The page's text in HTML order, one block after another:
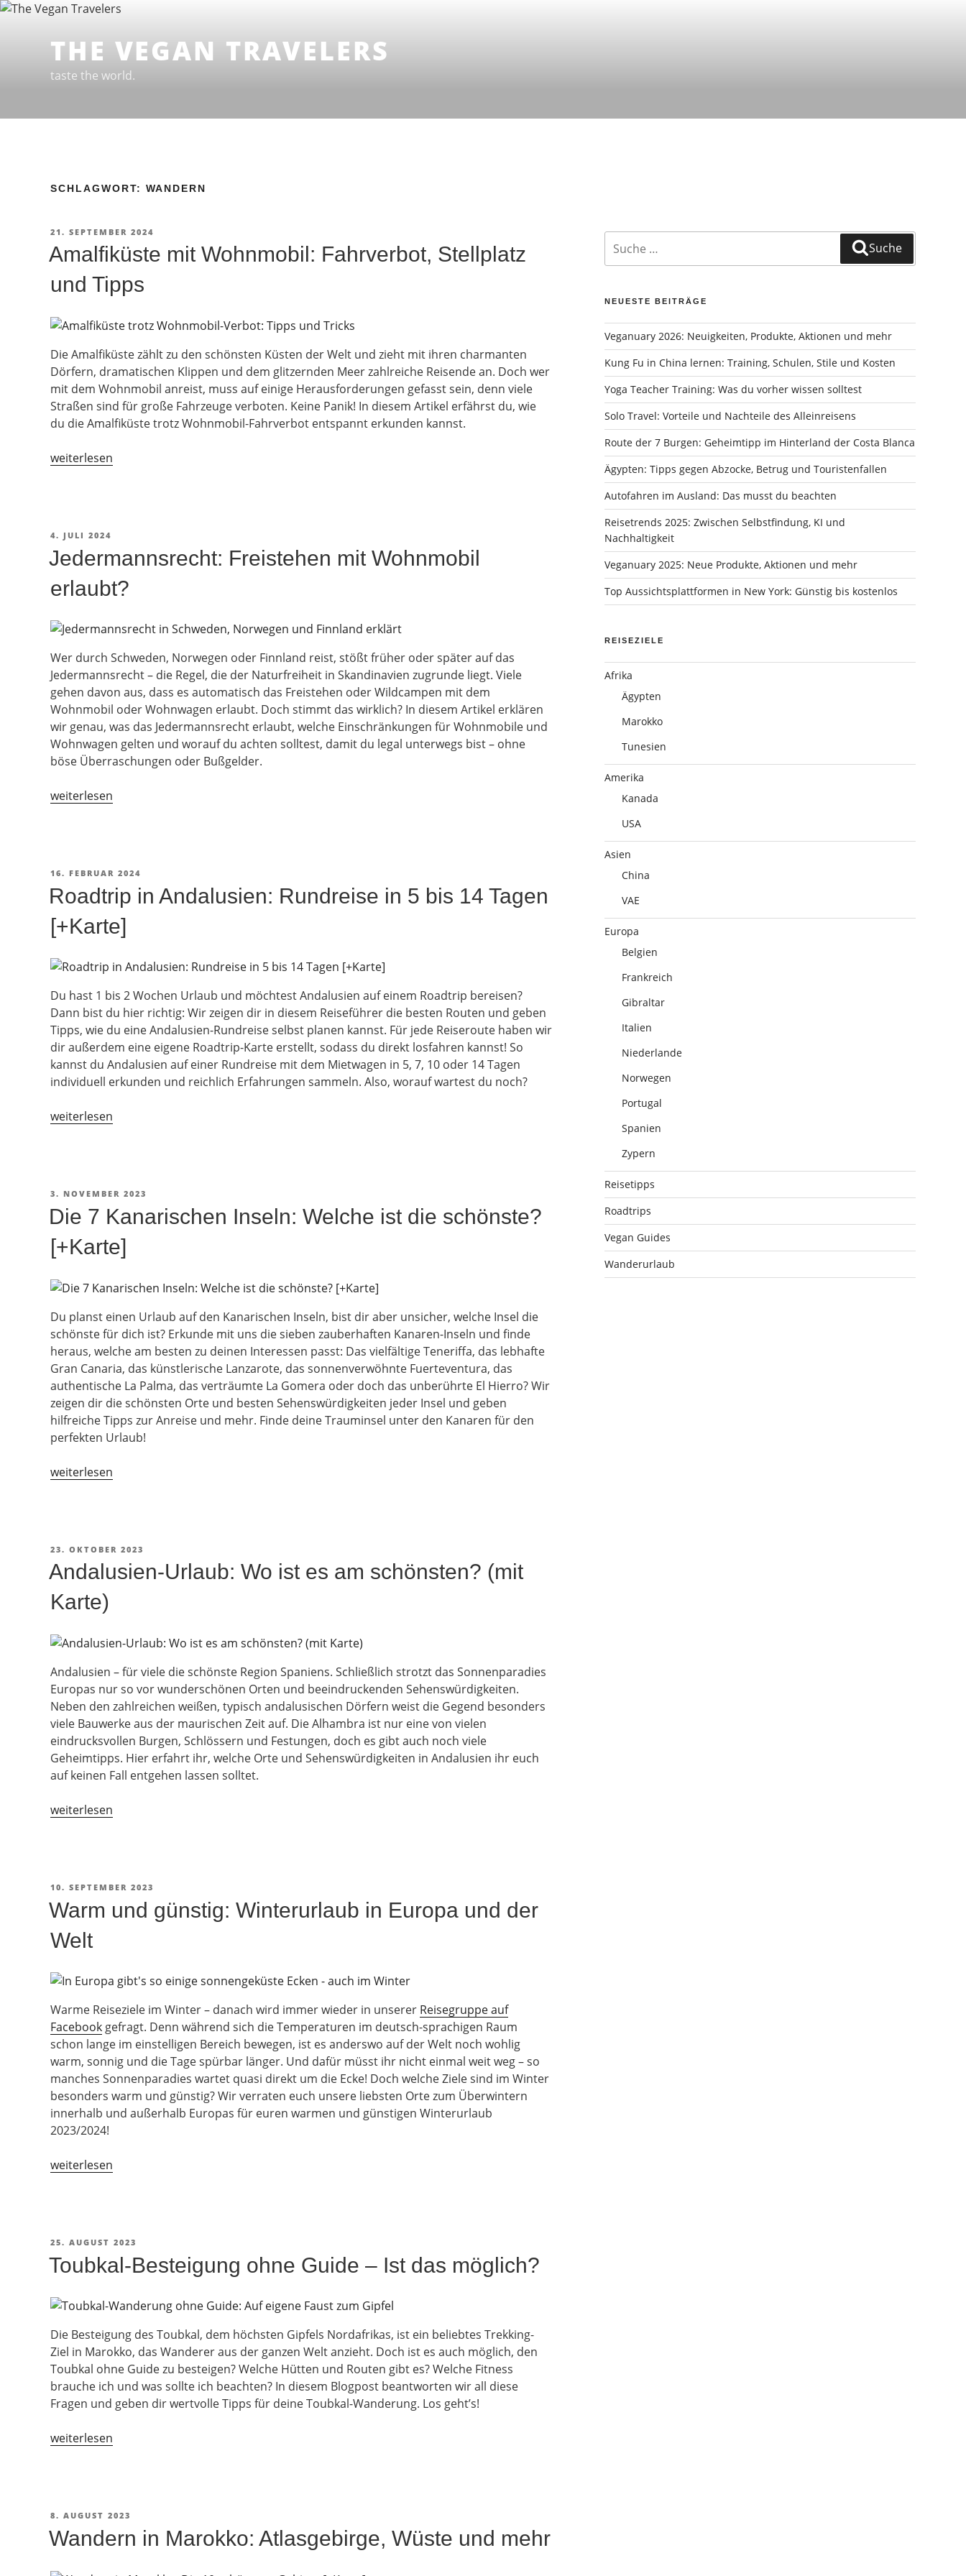
Zum
THE VEGAN TRAVELERS
taste the world.
SCHLAGWORT: WANDERN
VERÖFFENTLICHT
21. SEPTEMBER 2024
Amalfiküste mit Wohnmobil: Fahrverbot, Stellplatz
und Tipps
Die Amalfiküste zählt zu den schönsten Küsten der Welt und zieht mit ihren charmanten
Dörfern, dramatischen Klippen und dem glitzernden Meer zahlreiche Reisende an. Doch wer
mit dem Wohnmobil anreist, muss auf einige Herausforderungen gefasst sein, denn viele
Straßen sind für große Fahrzeuge verboten. Keine Panik! In diesem Artikel erfährst du, wie
du die Amalfiküste trotz Wohnmobil-Fahrverbot entspannt erkunden kannst.
„Amalfiküste
und
Tipps“
weiterlesen
VERÖFFENTLICHT
4. JULI 2024
Jedermannsrecht: Freistehen mit Wohnmobil
erlaubt?
Wer durch Schweden, Norwegen oder Finnland reist, stößt früher oder später auf das
Jedermannsrecht – die Regel, die der Naturfreiheit in Skandinavien zugrunde liegt. Viele
gehen davon aus, dass es automatisch das Freistehen oder Wildcampen mit dem
Wohnmobil oder Wohnwagen erlaubt. Doch stimmt das wirklich? In diesem Artikel erklären
wir genau, was das Jedermannsrecht erlaubt, welche Einschränkungen für Wohnmobile und
Wohnwagen gelten und worauf du achten solltest, damit du legal unterwegs bist – ohne
böse Überraschungen oder Bußgelder.
„Jedermannsrecht:
weiterlesen
VERÖFFENTLICHT
16. FEBRUAR 2024
Roadtrip in Andalusien: Rundreise in 5 bis 14 Tagen
[+Karte]
Du hast 1 bis 2 Wochen Urlaub und möchtest Andalusien auf einem Roadtrip bereisen?
Dann bist du hier richtig: Wir zeigen dir in diesem Reiseführer die besten Routen und geben
Tipps, wie du eine Andalusien-Rundreise selbst planen kannst. Für jede Reiseroute haben wir
dir außerdem eine eigene Roadtrip-Karte erstellt, sodass du direkt losfahren kannst! So
kannst du Andalusien auf einer Rundreise mit dem Mietwagen in 5, 7, 10 oder 14 Tagen
individuell erkunden und reichlich Erfahrungen sammeln. Also, worauf wartest du noch?
„Roadtrip
bis
14
Tagen
weiterlesen
VERÖFFENTLICHT
3. NOVEMBER 2023
Die 7 Kanarischen Inseln: Welche ist die schönste?
[+Karte]
Du planst einen Urlaub auf den Kanarischen Inseln, bist dir aber unsicher, welche Insel die
schönste für dich ist? Erkunde mit uns die sieben zauberhaften Kanaren-Inseln und finde
heraus, welche am besten zu deinen Interessen passt: Das vielfältige Teneriffa, das lebhafte
Gran Canaria, das künstlerische Lanzarote, das sonnenverwöhnte Fuerteventura, das
authentische La Palma, das verträumte La Gomera oder doch das unberührte El Hierro? Wir
zeigen dir die schönsten Orte und besten Sehenswürdigkeiten jeder Insel und geben
hilfreiche Tipps zur Anreise und mehr. Finde deine Trauminsel unter den Kanaren für den
perfekten Urlaub!
„Die
ist
die
schönste?
[+Karte]“
weiterlesen
VERÖFFENTLICHT
23. OKTOBER 2023
Andalusien-Urlaub: Wo ist es am schönsten? (mit
Karte)
Andalusien – für viele die schönste Region Spaniens. Schließlich strotzt das Sonnenparadies
Europas nur so vor wunderschönen Orten und beeindruckenden Sehenswürdigkeiten.
Neben den zahlreichen weißen, typisch andalusischen Dörfern weist die Gegend besonders
viele Bauwerke aus der maurischen Zeit auf. Die Alhambra ist nur eine von vielen
eindrucksvollen Burgen, Schlössern und Festungen, doch es gibt auch noch viele
Geheimtipps. Hier erfahrt ihr, welche Orte und Sehenswürdigkeiten in Andalusien ihr euch
auf keinen Fall entgehen lassen solltet.
„Andalusien-
schönsten?
(mit
Karte)“
weiterlesen
VERÖFFENTLICHT
10. SEPTEMBER 2023
Warm und günstig: Winterurlaub in Europa und der
Welt
Warme Reiseziele im Winter – danach wird immer wieder in unserer Reisegruppe auf
Facebook gefragt. Denn während sich die Temperaturen im deutsch-sprachigen Raum
schon lange im einstelligen Bereich bewegen, ist es anderswo auf der Welt noch wohlig
warm, sonnig und die Tage spürbar länger. Und dafür müsst ihr nicht einmal weit weg – so
manches Sonnenparadies wartet quasi direkt um die Ecke! Doch welche Ziele sind im Winter
besonders warm und günstig? Wir verraten euch unsere liebsten Orte zum Überwintern
innerhalb und außerhalb Europas für euren warmen und günstigen Winterurlaub
2023/2024!
„Warm
und
Welt“
weiterlesen
VERÖFFENTLICHT
25. AUGUST 2023
Toubkal-Besteigung ohne Guide – Ist das möglich?
Die Besteigung des Toubkal, dem höchsten Gipfels Nordafrikas, ist ein beliebtes Trekking-
Ziel in Marokko, das Wanderer aus der ganzen Welt anzieht. Doch ist es auch möglich, den
Toubkal ohne Guide zu besteigen? Welche Hütten und Routen gibt es? Welche Fitness
brauche ich und was sollte ich beachten? In diesem Blogpost beantworten wir all diese
Fragen und geben dir wertvolle Tipps für deine Toubkal-Wanderung. Los geht’s!
„Toubkal-
das
weiterlesen
VERÖFFENTLICHT
8. AUGUST 2023
Wandern in Marokko: Atlasgebirge, Wüste und mehr
nach:
Suche
NEUESTE BEITRÄGE
Veganuary 2026: Neuigkeiten, Produkte, Aktionen und mehr
Kung Fu in China lernen: Training, Schulen, Stile und Kosten
Yoga Teacher Training: Was du vorher wissen solltest
Solo Travel: Vorteile und Nachteile des Alleinreisens
Route der 7 Burgen: Geheimtipp im Hinterland der Costa Blanca
Ägypten: Tipps gegen Abzocke, Betrug und Touristenfallen
Autofahren im Ausland: Das musst du beachten
Reisetrends 2025: Zwischen Selbstfindung, KI und
Nachhaltigkeit
Veganuary 2025: Neue Produkte, Aktionen und mehr
Top Aussichtsplattformen in New York: Günstig bis kostenlos
REISEZIELE
Afrika
Ägypten
Marokko
Tunesien
Amerika
Kanada
USA
Asien
China
VAE
Europa
Belgien
Frankreich
Gibraltar
Italien
Niederlande
Norwegen
Portugal
Spanien
Zypern
Reisetipps
Roadtrips
Vegan Guides
Wanderurlaub